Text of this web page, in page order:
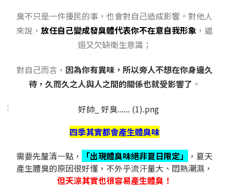
臭不只是一件擾民的事，也會對自己造成影響。對他人
來說， 放任自己變成發臭體代表你不在意自我形象 ，邋
遢又欠缺衛生意識；
對自己而言， 因為你有異味，所以旁人不想在你身邊久
待，久而久之人與人之間的關係也就受影響了 。
四季其實都會產生體臭味
需要先釐清一點，
「出現體臭味絕非夏日限定」
，夏天
產生體臭的原因很好懂，不外乎流汗量大、悶熱潮濕，
但天涼其實也很容易產生體臭！